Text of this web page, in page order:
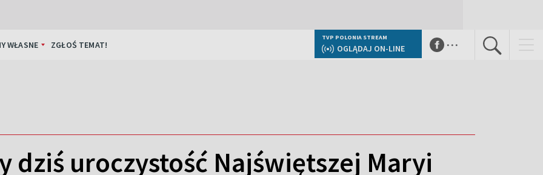
WŁASNE ZGŁOŚ TEMAT!
TVP POLONIA STREAM
OGLĄDAJ ON-LINE ...
dziś uroczystość Najświętszej Maryi